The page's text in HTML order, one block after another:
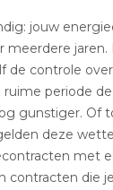
jouw
meerdere
de controle
periode
gunstiger. Of
deze
met
contracten die